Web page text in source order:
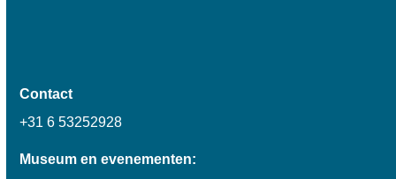
Contact
+31 6 53252928
Museum en evenementen: